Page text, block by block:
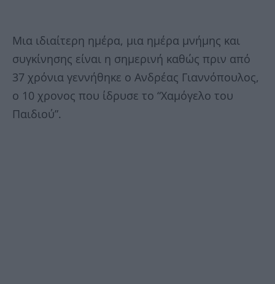
Μια ιδιαίτερη ημέρα, μια ημέρα μνήμης και
συγκίνησης είναι η σημερινή καθώς πριν από
37 χρόνια γεννήθηκε ο Ανδρέας Γιαννόπουλος,
ο 10 χρονος που ίδρυσε το “Χαμόγελο του
Παιδιού”.